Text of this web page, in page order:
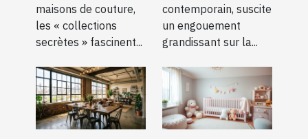
maisons de couture,
les « collections
secrètes » fascinent...
contemporain, suscite
un engouement
grandissant sur la...